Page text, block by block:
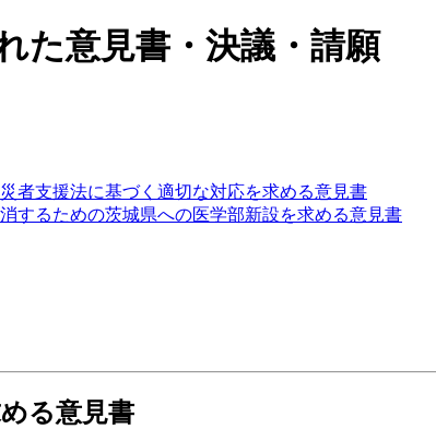
た意見書・決議・請願
者支援法に基づく適切な対応を求める意見書
するための茨城県への医学部新設を求める意見書
る意見書